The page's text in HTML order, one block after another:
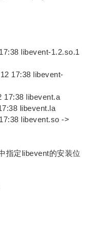
libevent-1.2.so.1
17:38 libevent-
17:38 libevent.a
libevent.la
libevent.so ->
指定libevent的安装位